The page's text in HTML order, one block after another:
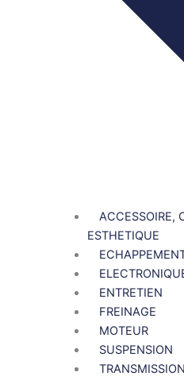
ACCESSOIRE,
ESTHETIQUE
ENTRETIEN
FREINAGE
MOTEUR
SUSPENSION
TRANSMISSION